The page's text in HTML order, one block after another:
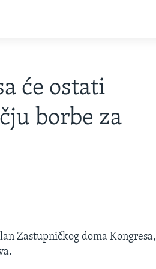
će ostati
borbe za
Zastupničkog doma Kongresa,